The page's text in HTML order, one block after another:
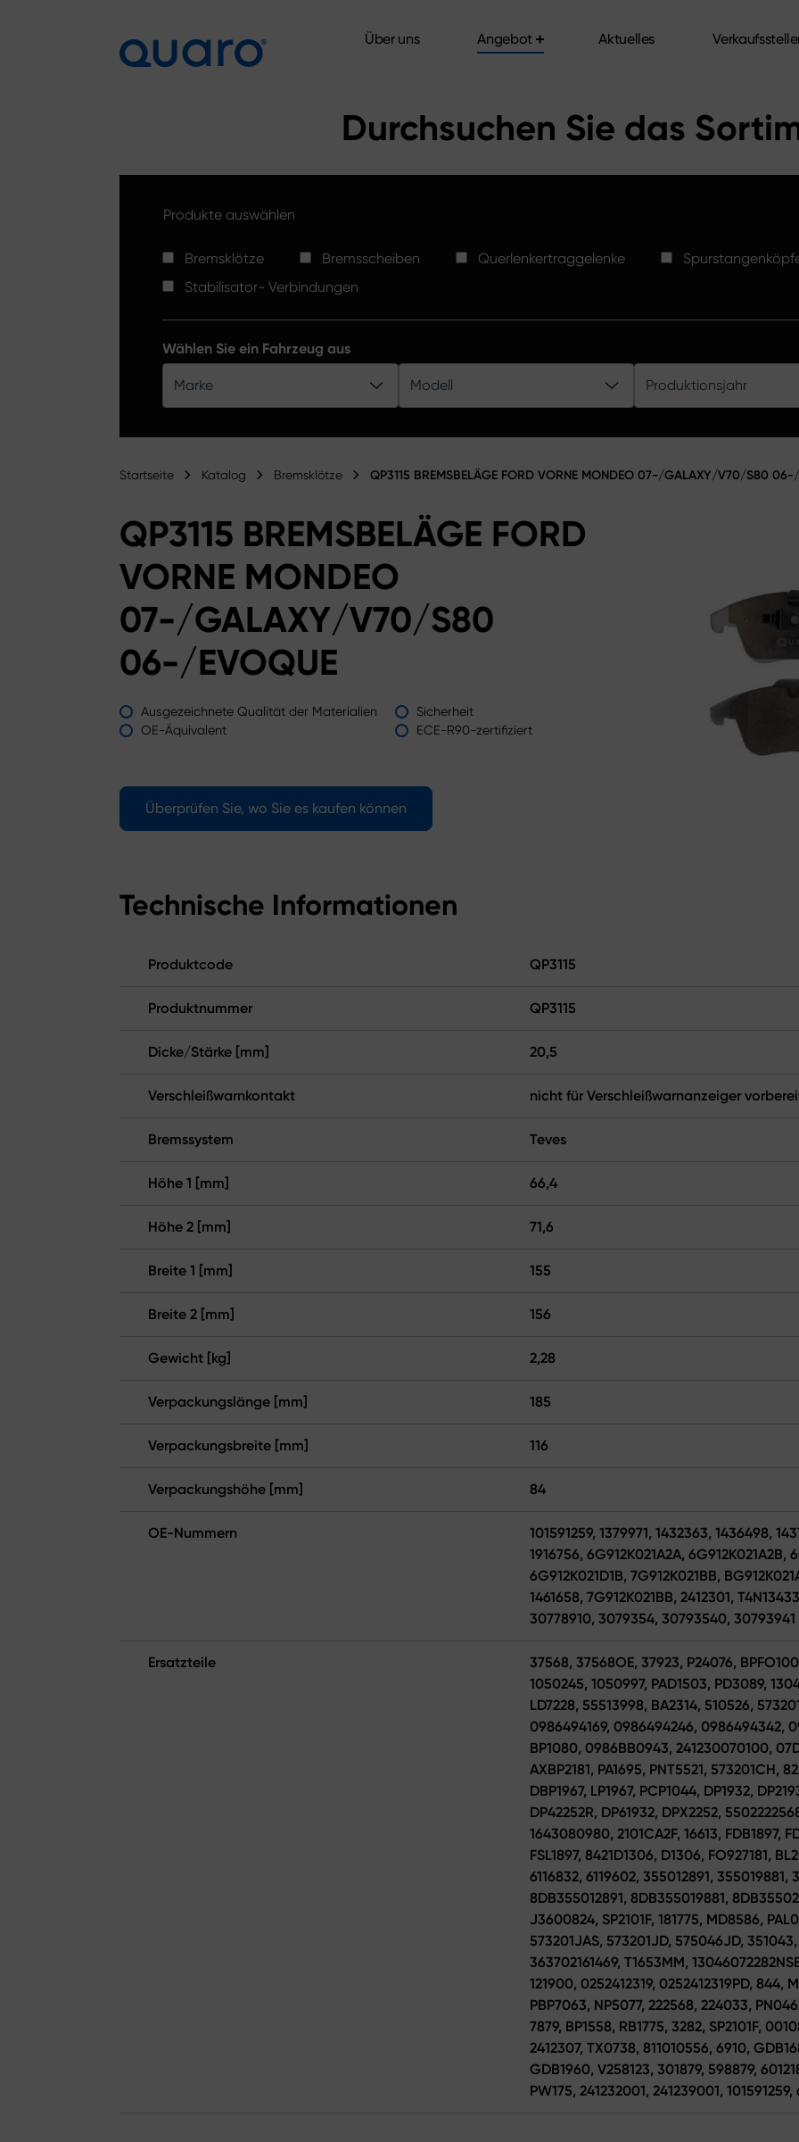
Über uns
Angebot
Aktuelles
Durchsuchen Sie das
Produkte auswählen
Bremsklötze Bremsscheiben Querlenkertraggelenke
Stabilisator- Verbindungen
Wählen Sie ein Fahrzeug aus
Marke Modell Produktionsjahr
Startseite Katalog Bremsklötze QP3115 BREMSBELÄGE FORD VORNE MONDEO 07-/GALAXY/V70/S80
QP3115 BREMSBELÄGE FORD
VORNE MONDEO
07-/GALAXY/V70/S80
06-/EVOQUE
Ausgezeichnete Qualität der Materialien
Sicherheit
OE-Äquivalent
ECE-R90-zertifiziert
Überprüfen Sie, wo Sie es kaufen können
Technische Informationen
Produktcode QP3115
Produktnummer QP3115
Dicke/Stärke [mm] 20,5
Verschleißwarnkontakt nicht für Verschleißwarnanzeiger
Bremssystem Teves
Höhe 1 [mm] 66,4
Höhe 2 [mm] 71,6
Breite 1 [mm] 155
Breite 2 [mm] 156
Gewicht [kg] 2,28
Verpackungslänge [mm] 185
Verpackungsbreite [mm] 116
Verpackungshöhe [mm] 84
OE-Nummern
101591259, 1379971, 1432363, 1436498,
1916756, 6G912K021A2A, 6G912K021A2B,
6G912K021D1B, 7G912K021BB,
1461658, 7G912K021BB, 2412301,
30778910, 3079354, 30793540, 30793941
Ersatzteile
37568, 37568OE, 37923, P24076,
1050245, 1050997, PAD1503, PD3089,
LD7228, 55513998, BA2314, 510526,
0986494169, 0986494246, 0986494342,
BP1080, 0986BB0943, 241230070100,
AXBP2181, PA1695, PNT5521, 573201CH,
DBP1967, LP1967, PCP1044, DP1932,
DP42252R, DP61932, DPX2252,
1643080980, 2101CA2F, 16613, FDB1897,
FSL1897, 8421D1306, D1306, FO927181,
6116832, 6119602, 355012891,
8DB355012891, 8DB355019881,
J3600824, SP2101F, 181775, MD8586,
573201JAS, 573201JD, 575046JD,
363702161469, T1653MM,
121900, 0252412319, 0252412319PD, 844,
PBP7063, NP5077, 222568, 224033,
7879, BP1558, RB1775, 3282, SP2101F,
2412307, TX0738, 811010556, 6910,
GDB1960, V258123, 301879, 598879,
PW175, 241232001, 241239001, 101591259,